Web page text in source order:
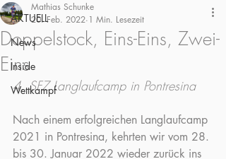
AKTUELL
News
Inside
Wettkampf
Doppelstock, Eins-Eins, Zwei-
Eins
Mathias Schunke
20. Feb. 2022 1 Min. Lesezeit
4. SFZ Langlaufcamp in Pontresina
Nach einem erfolgreichen Langlaufcamp
2021 in Pontresina, kehrten wir vom 28.
bis 30. Januar 2022 wieder zurück ins